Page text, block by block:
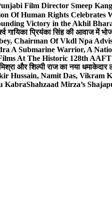
Film Director Smeep
Of Human Rights Celebrates
Victory in the Akhil
गायिका प्रियंका सिंह की आवाज में
Chairman Of Vkdl Npa
A Submarine Warrior, A
At The Historic 128th
और शिल्पी राज का नया धमाकेदार
Hussain, Namit Das, Vikram
KabraShahzaad Mirza’s